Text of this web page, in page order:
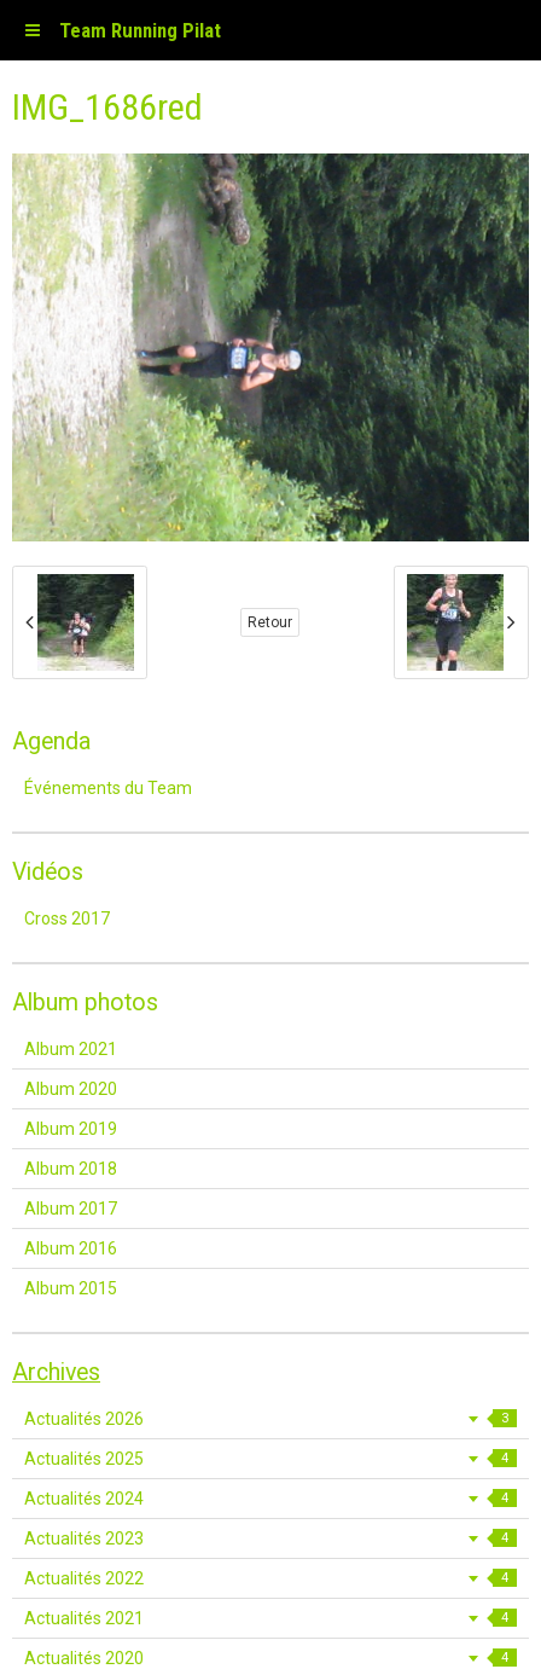
Team Running Pilat
IMG_1686red
Retour
Agenda
Événements du Team
Vidéos
Cross 2017
Album photos
Album 2021
Album 2020
Album 2019
Album 2018
Album 2017
Album 2016
Album 2015
Archives
Actualités 2026 3
Actualités 2025 4
Actualités 2024 4
Actualités 2023 4
Actualités 2022 4
Actualités 2021 4
Actualités 2020 4